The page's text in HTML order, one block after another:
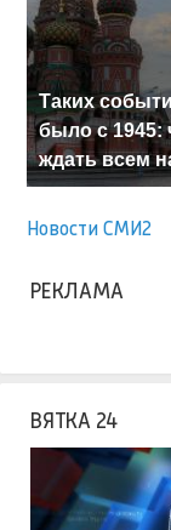
Таких
было с 1945:
ждать всем
Новости СМИ2
РЕКЛАМА
ВЯТКА 24